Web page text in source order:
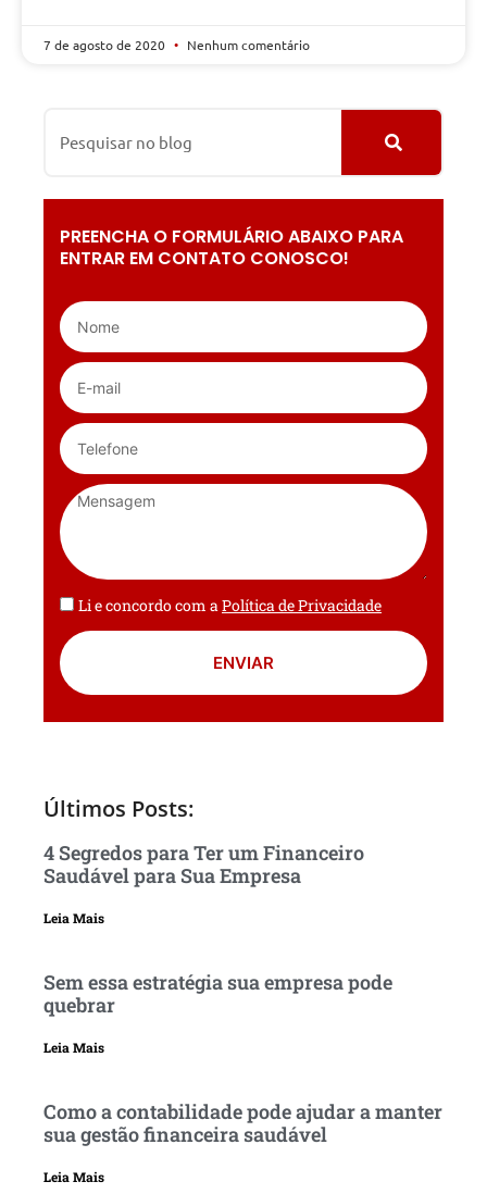
7 de agosto de 2020 Nenhum comentário
PREENCHA O FORMULÁRIO ABAIXO PARA
ENTRAR EM CONTATO CONOSCO!
Li e concordo com a Política de Privacidade
ENVIAR
Últimos Posts:
4 Segredos para Ter um Financeiro
Saudável para Sua Empresa
Leia Mais
Sem essa estratégia sua empresa pode
quebrar
Leia Mais
Como a contabilidade pode ajudar a manter
sua gestão financeira saudável
Leia Mais